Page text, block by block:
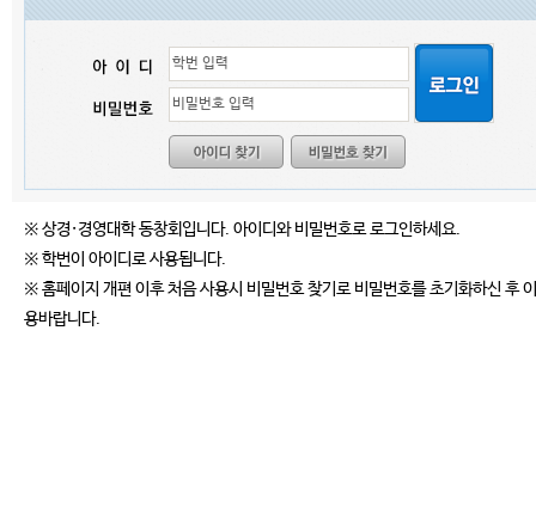
※ 상경·경영대학 동창회입니다. 아이디와 비밀번호로 로그인하세요.
※ 학번이 아이디로 사용됩니다.
※ 홈페이지 개편 이후 처음 사용시 비밀번호 찾기로 비밀번호를 초기화하신 후 이
용바랍니다.